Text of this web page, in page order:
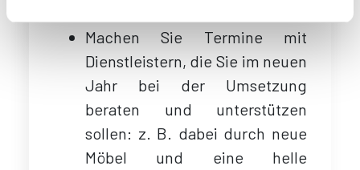
Machen Sie Termine mit
Dienstleistern, die Sie im neuen
Jahr bei der Umsetzung
beraten und unterstützen
sollen: z. B. dabei durch neue
Möbel und eine helle